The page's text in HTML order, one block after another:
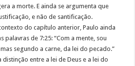
a morte. E ainda se argumenta que
e não de santificação.
do capítulo anterior, Paulo ainda
palavras de 7:25: “Com a mente, sou
segundo a carne, da lei do pecado.”
entre a lei de Deus e a lei do